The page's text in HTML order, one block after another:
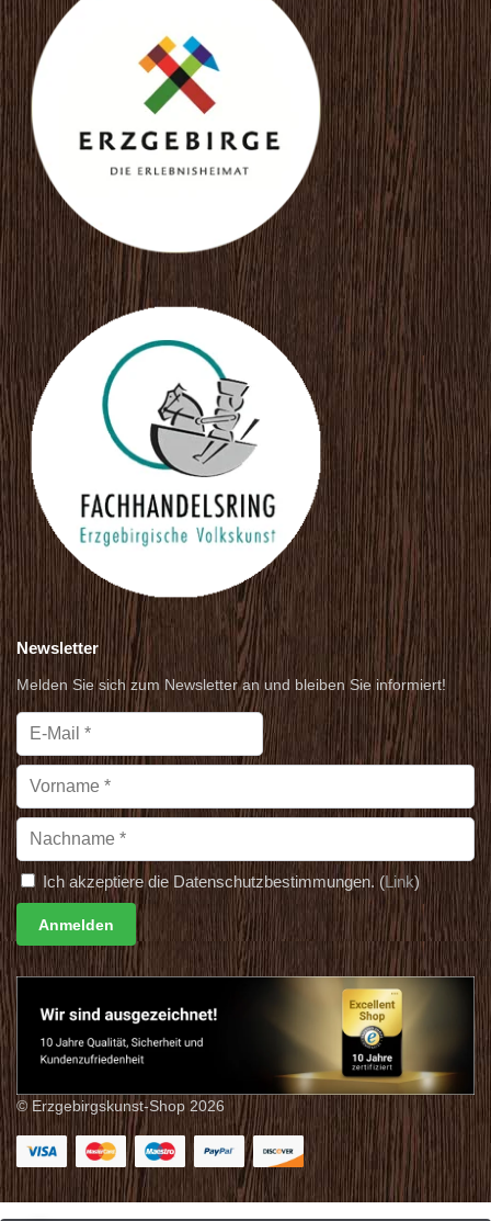
Newsletter
Melden Sie sich zum Newsletter an und bleiben Sie informiert!
Ich akzeptiere die Datenschutzbestimmungen. (Link)
© Erzgebirgskunst-Shop 2026